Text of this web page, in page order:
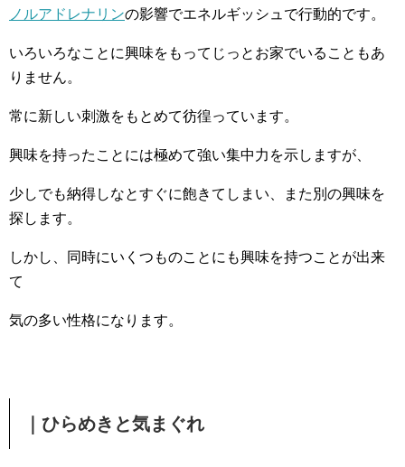
ノルアドレナリンの影響でエネルギッシュで行動的です。
いろいろなことに興味をもってじっとお家でいることもあ
りません。
常に新しい刺激をもとめて彷徨っています。
興味を持ったことには極めて強い集中力を示しますが、
少しでも納得しなとすぐに飽きてしまい、また別の興味を
探します。
しかし、同時にいくつものことにも興味を持つことが出来
て
気の多い性格になります。
｜ひらめきと気まぐれ